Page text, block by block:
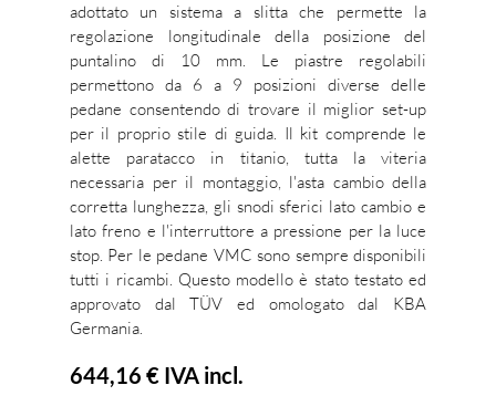
adottato un sistema a slitta che permette la
regolazione longitudinale della posizione del
puntalino di 10 mm. Le piastre regolabili
permettono da 6 a 9 posizioni diverse delle
pedane consentendo di trovare il miglior set-up
per il proprio stile di guida. Il kit comprende le
alette paratacco in titanio, tutta la viteria
necessaria per il montaggio, l'asta cambio della
corretta lunghezza, gli snodi sferici lato cambio e
lato freno e l'interruttore a pressione per la luce
stop. Per le pedane VMC sono sempre disponibili
tutti i ricambi. Questo modello è stato testato ed
approvato dal TÜV ed omologato dal KBA
Germania.
644,16 € IVA incl.